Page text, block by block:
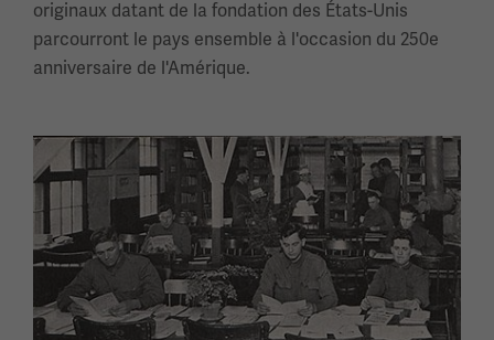
originaux datant de la fondation des États-Unis
parcourront le pays ensemble à l'occasion du 250e
anniversaire de l'Amérique.